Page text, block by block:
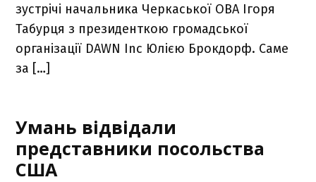
зустрічі начальника Черкаської ОВА Ігоря
Табурця з президенткою громадської
організації DAWN Inc Юлією Брокдорф. Саме
за […]
Умань відвідали
представники посольства
США